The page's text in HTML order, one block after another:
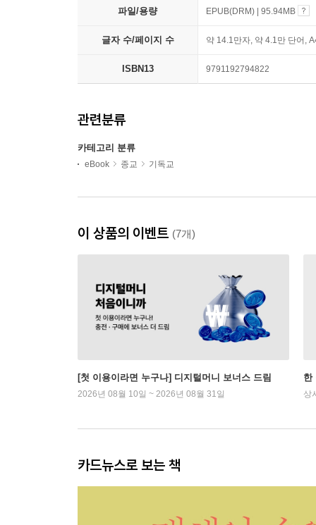
파일/용량 EPUB(DRM) | 95.94MB
글자 수/페이지 수 약 14.1만자, 약 4.1만 단어,
ISBN13 9791192794822
관련분류
카테고리 분류
eBook 종교 기독교
이 상품의 이벤트 (7개)
[첫 이용이라면 누구나] 디지털머니 보너스 드림
2026년 08월 10일 ~ 2026년 08월 31일
한
상
카드뉴스로 보는 책